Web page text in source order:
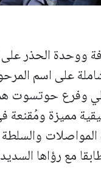
ووحدة
على اسم
وفرع حوتسوت
مميزة ومُقنعة
المواصلات
مع رؤاها